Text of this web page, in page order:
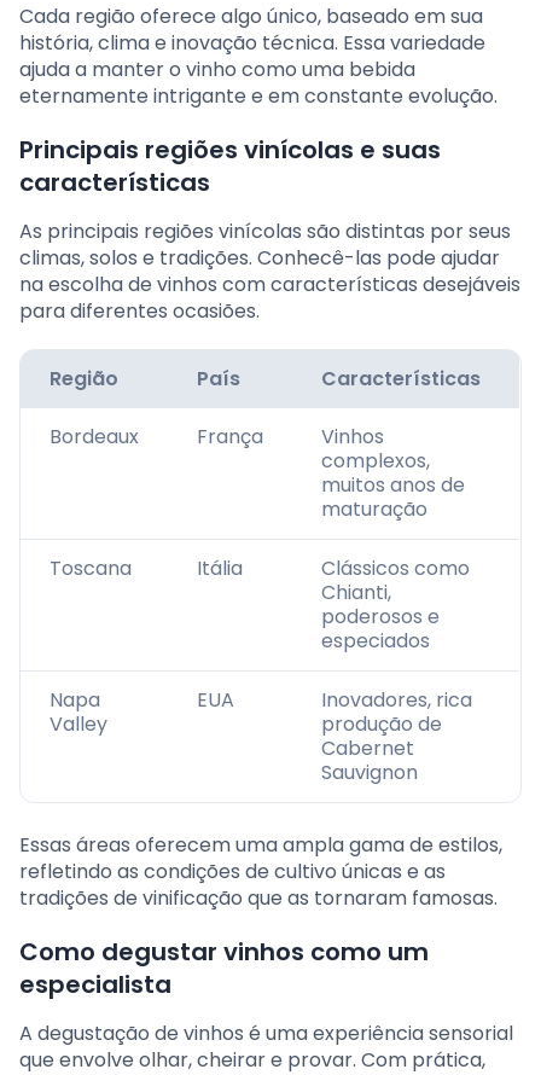
Cada região oferece algo único, baseado em sua
história, clima e inovação técnica. Essa variedade
ajuda a manter o vinho como uma bebida
eternamente intrigante e em constante evolução.
Principais regiões vinícolas e suas
características
As principais regiões vinícolas são distintas por seus
climas, solos e tradições. Conhecê-las pode ajudar
na escolha de vinhos com características desejáveis
para diferentes ocasiões.
Região País Características
Bordeaux França
Vinhos
complexos,
muitos anos de
maturação
Toscana Itália
Clássicos como
Chianti,
poderosos e
especiados
Napa
Valley
EUA
Inovadores, rica
produção de
Cabernet
Sauvignon
Essas áreas oferecem uma ampla gama de estilos,
refletindo as condições de cultivo únicas e as
tradições de vinificação que as tornaram famosas.
Como degustar vinhos como um
especialista
A degustação de vinhos é uma experiência sensorial
que envolve olhar, cheirar e provar. Com prática,